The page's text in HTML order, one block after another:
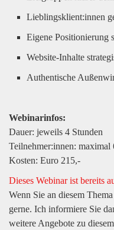
Lieblingsklient:innen
Eigene Positionierung
Website-Inhalte
Authentische
Webinarinfos:
Dauer: jeweils 4 Stunden
Teilnehmer:innen: maximal
Kosten: Euro 215,-
Dieses Webinar ist bereits
Wenn Sie an diesem
gerne. Ich informiere Sie
weitere Angebote zu